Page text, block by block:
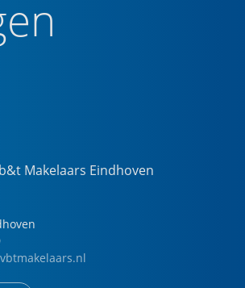
Makelaars Eindhoven